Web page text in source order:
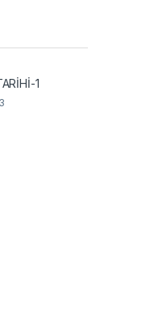
1